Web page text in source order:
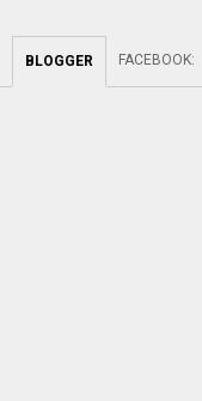
BLOGGER FACEBOOK: